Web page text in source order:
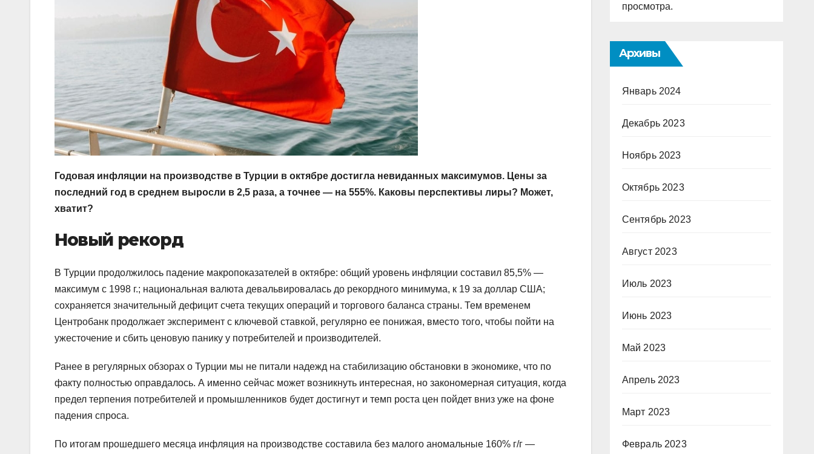
Годовая инфляции на производстве в Турции в октябре достигла невиданных максимумов. Цены за
последний год в среднем выросли в 2,5 раза, а точнее — на 555%. Каковы перспективы лиры? Может,
хватит?
Новый рекорд
В Турции продолжилось падение макропоказателей в октябре: общий уровень инфляции составил 85,5% —
максимум с 1998 г.; национальная валюта девальвировалась до рекордного минимума, к 19 за доллар США;
сохраняется значительный дефицит счета текущих операций и торгового баланса страны. Тем временем
Центробанк продолжает эксперимент с ключевой ставкой, регулярно ее понижая, вместо того, чтобы пойти на
ужесточение и сбить ценовую панику у потребителей и производителей.
Ранее в регулярных обзорах о Турции мы не питали надежд на стабилизацию обстановки в экономике, что по
факту полностью оправдалось. А именно сейчас может возникнуть интересная, но закономерная ситуация, когда
предел терпения потребителей и промышленников будет достигнут и темп роста цен пойдет вниз уже на фоне
падения спроса.
По итогам прошедшего месяца инфляция на производстве составила без малого аномальные 160% г/г —
просмотра.
Архивы
Январь 2024
Декабрь 2023
Ноябрь 2023
Октябрь 2023
Сентябрь 2023
Август 2023
Июль 2023
Июнь 2023
Май 2023
Апрель 2023
Март 2023
Февраль 2023